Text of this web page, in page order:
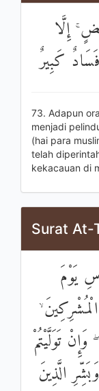
إِلَّا
كَبِيرٌ
73. Adapun
menjadi
(hai para
telah
kekacauan di
Surat At-
يَوْمَ
تَوَلَّيْتُمْ
الَّذِينَ